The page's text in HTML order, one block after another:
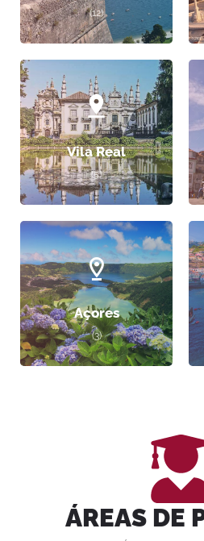
(12)
Vila Real
(5)
Açores
(3)
ÁREAS DE